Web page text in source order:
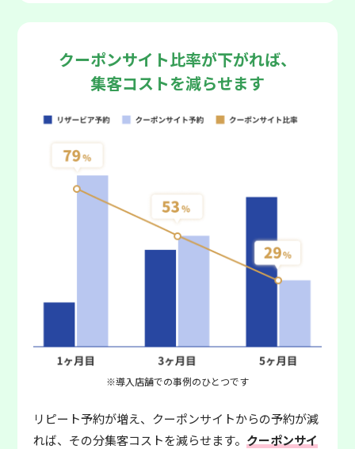
クーポンサイト比率が下がれば、
集客コストを減らせます
※導入店舗での事例のひとつです
リピート予約が増え、クーポンサイトからの予約が減
れば、その分集客コストを減らせます。 クーポンサイ